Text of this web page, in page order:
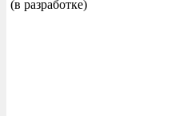
(в разработке)